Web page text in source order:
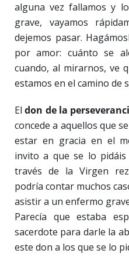
alguna vez fallamos y
grave, vayamos
dejemos pasar.
por amor: cuánto se
cuando, al mirarnos, ve
estamos en el camino de
Eldon de la
concede a aquellos que
estar en gracia en el
invito a que se lo
través de la Virgen
podría contar muchos
asistir a un enfermo
Parecía que estaba
sacerdote para darle la
este don a los que se lo